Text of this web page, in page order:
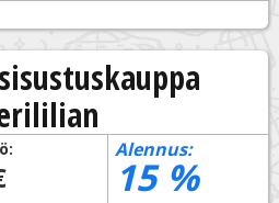
Alennus:
15%